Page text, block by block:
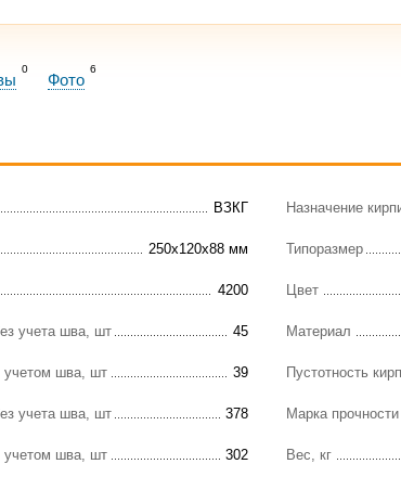
0
Фото
6
ВЗКГ
250х120х88 мм
4200
учета шва, шт 45
учетом шва, шт 39
учета шва, шт 378
учетом шва, шт 302
Назначение
Типоразмер
Цвет
Материал
Пустотность
Марка прочности
Вес, кг